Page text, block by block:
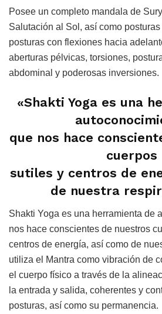
Posee un completo mandala de
Salutación al Sol, así como
posturas con flexiones hacia
aberturas pélvicas, torsiones,
abdominal y poderosas inversiones.
«Shakti Yoga es una
que nos hace
cuerpos
sutiles y centros de
de nuestra
Shakti Yoga es una herramienta de
nos hace conscientes de nuestros
centros de energía, así como de
utiliza el Mantra como vibración de
el cuerpo físico a través de la
la entrada y salida, coherentes y
posturas, así como su permanencia.